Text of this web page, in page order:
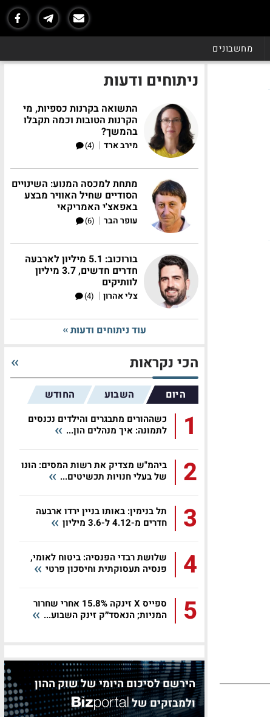
מחשבונים
ניתוחים ודעות
התשואה בקרנות כספיות, מי
הקרנות הטובות וכמה תקבלו
בהמשך?
מירב ארד |
(4)
מתחת למכסה המנוע: השינויים
הסודיים שחיל האוויר מבצע
באפאצ'י האמריקאי
עופר הבר |
(6)
בורוכוב: 5.1 מיליון לארבעה
חדרים חדשים, 3.7 מיליון
לוותיקים
צלי אהרון |
(4)
עוד ניתוחים ודעות
הכי נקראות
היום השבוע החודש
1
כשההורים מתבגרים והילדים נכנסים
לתמונה: איך מנהלים הון...
2
ביהמ"ש מצדיק את רשות המסים: הונו
של בעלי חנויות תכשיטים...
3
תל בנימין: באותו בניין ירדו ארבעה
חדרים מ-4.12 ל-3.6 מיליון
4
שלושת רבדי הפנסיה: ביטוח לאומי,
פנסיה תעסוקתית וחיסכון פרטי
5
ספייס X זינקה 15.8% אחרי שחרור
המניות; הנאסד״ק זינק השבוע...
הירשם לסיכום היומי של שוק ההון
ולמבזקים של